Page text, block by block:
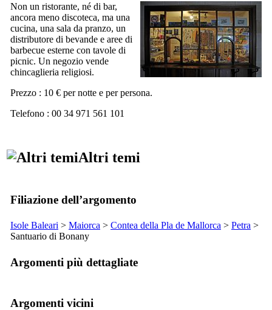
Non un ristorante, né di bar,
ancora meno discoteca, ma una
cucina, una sala da pranzo, un
distributore di bevande e aree di
barbecue esterne con tavole di
picnic. Un negozio vende
chincaglieria religiosi.
Prezzo : 10 € per notte e per persona.
Telefono : 00 34 971 561 101
Altri temi
Filiazione dell’argomento
Isole Baleari > Maiorca > Contea della Pla de Mallorca > Petra >
Santuario di Bonany
Argomenti più dettagliate
Argomenti vicini